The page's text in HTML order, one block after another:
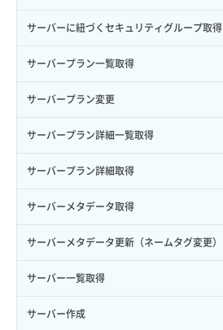
ロール一覧取得
ロール作成
ロール削除
ロール更新
ロール詳細取得
ボリューム作成
ボリューム削除
ボリューム更新
ボリューム詳細一覧取得
ボリューム詳細取得
自動バックアップ有効化
自動バックアップ無効化
サーバーに紐づくセキュリティグループ取得
サーバープラン一覧取得
サーバープラン変更
サーバープラン詳細一覧取得
サーバープラン詳細取得
サーバーメタデータ取得
サーバーメタデータ更新（ネームタグ変更）
サーバー一覧取得
サーバー作成